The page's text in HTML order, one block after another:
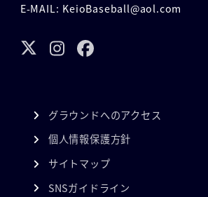
E-MAIL: KeioBaseball@aol.com
グラウンドへのアクセス
個人情報保護方針
サイトマップ
SNSガイドライン